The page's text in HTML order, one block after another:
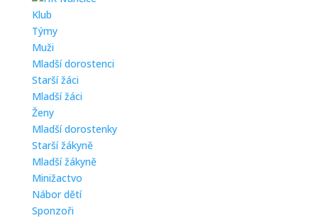
Klub
Týmy
Muži
Mladší dorostenci
Starší žáci
Mladší žáci
Ženy
Mladší dorostenky
Starší žákyně
Mladší žákyně
Minižactvo
Nábor dětí
Sponzoři